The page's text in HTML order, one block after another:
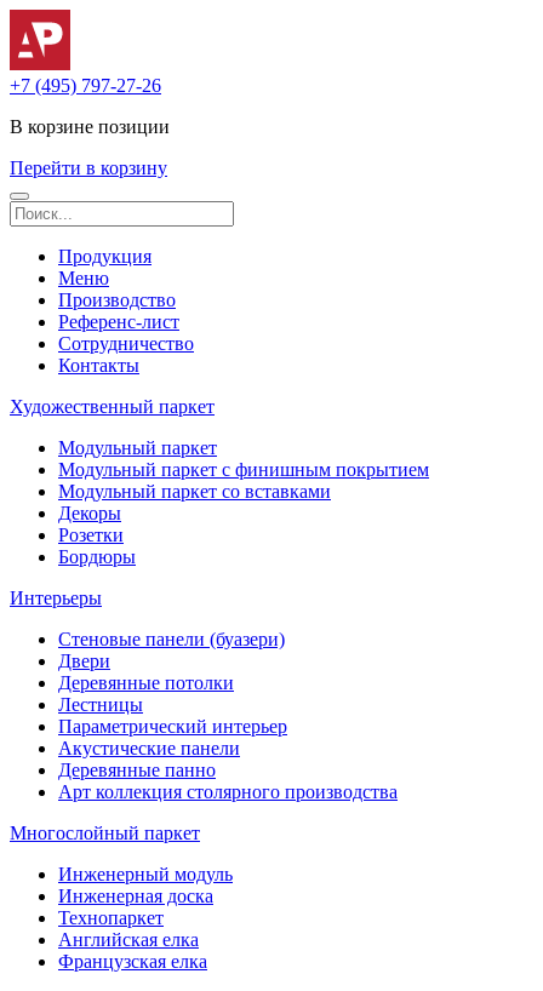
+7 (495) 797-27-26
В корзине позиции
Перейти в корзину
Продукция
Меню
Производство
Референс-лист
Сотрудничество
Контакты
Художественный паркет
Модульный паркет
Модульный паркет с финишным покрытием
Модульный паркет со вставками
Декоры
Розетки
Бордюры
Интерьеры
Стеновые панели (буазери)
Двери
Деревянные потолки
Лестницы
Параметрический интерьер
Акустические панели
Деревянные панно
Арт коллекция столярного производства
Многослойный паркет
Инженерный модуль
Инженерная доска
Технопаркет
Английская елка
Французская елка